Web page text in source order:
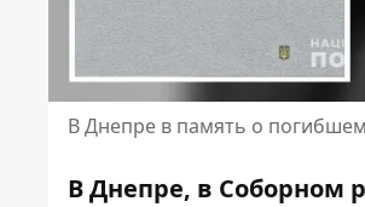
В Днепре в память о
В Днепре, в Соборном